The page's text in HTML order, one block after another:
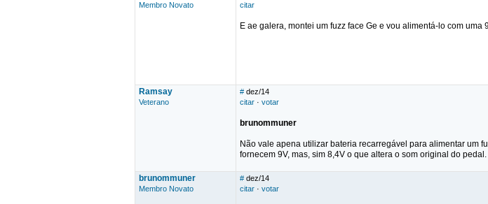
Membro Novato
citar
E ae galera, montei um fuzz face Ge e vou alimentá-lo com
Ramsay
Veterano
# dez/14
citar · votar
brunommuner
Não vale apena utilizar bateria recarregável para alimentar um
fornecem 9V, mas, sim 8,4V o que altera o som original do pedal.
brunommuner
Membro Novato
# dez/14
citar · votar